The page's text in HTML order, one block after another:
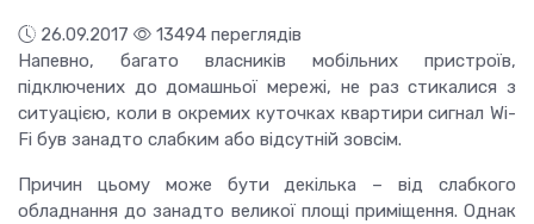
26.09.2017
13494 переглядів
Напевно, багато власників мобільних пристроїв,
підключених до домашньої мережі, не раз стикалися з
ситуацією, коли в окремих куточках квартири сигнал Wi-
Fi був занадто слабким або відсутній зовсім.
Причин цьому може бути декілька – від слабкого
обладнання до занадто великої площі приміщення. Однак